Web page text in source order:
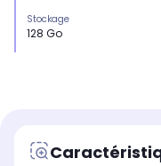
Stockage
128 Go
Autonomie en heures